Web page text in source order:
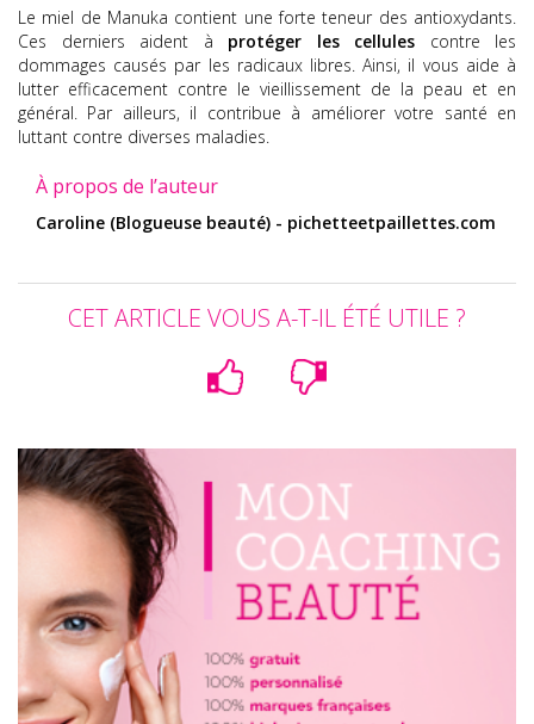
Le miel de Manuka contient une forte teneur des antioxydants.
Ces derniers aident à protéger les cellules contre les
dommages causés par les radicaux libres. Ainsi, il vous aide à
lutter efficacement contre le vieillissement de la peau et en
général. Par ailleurs, il contribue à améliorer votre santé en
luttant contre diverses maladies.
À propos de l’auteur
Caroline (Blogueuse beauté) - pichetteetpaillettes.com
CET ARTICLE VOUS A-T-IL ÉTÉ UTILE ?